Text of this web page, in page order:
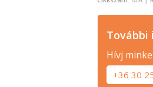
További
Hívj
+36 30